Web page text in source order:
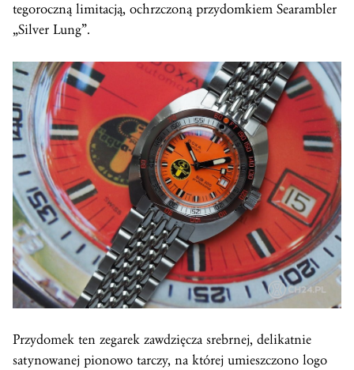
tegoroczną limitacją, ochrzczoną przydomkiem Searambler
„Silver Lung”.
Przydomek ten zegarek zawdzięcza srebrnej, delikatnie
satynowanej pionowo tarczy, na której umieszczono logo